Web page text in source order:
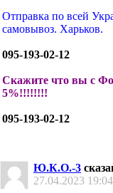
Отправка по всей
самовывоз. Харьков.
095-193-02-12
Скажите что вы с
5%!!!!!!!!
095-193-02-12
Ю.К.О.-3
27.04.2023 19:04